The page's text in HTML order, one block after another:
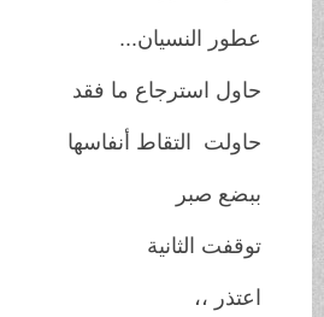
عطور النسيان...
حاول استرجاع ما فقد
حاولت التقاط أنفاسها
ببضع صبر
توقفت الثانية
اعتذر ،،